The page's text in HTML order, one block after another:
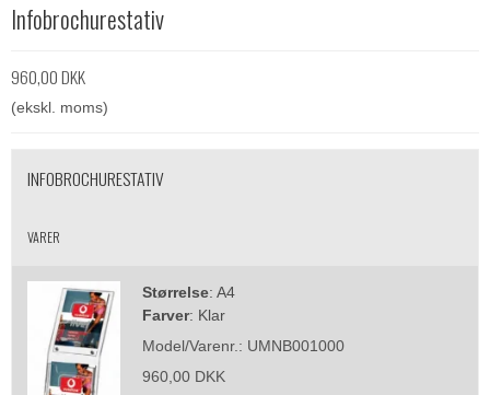
Infobrochurestativ
960,00 DKK
(ekskl. moms)
INFOBROCHURESTATIV
VARER
Størrelse: A4
Farver: Klar
Model/Varenr.: UMNB001000
960,00 DKK